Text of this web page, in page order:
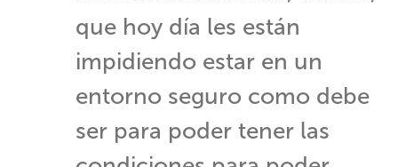
que hoy día les están
impidiendo estar en un
entorno seguro como debe
ser para poder tener las